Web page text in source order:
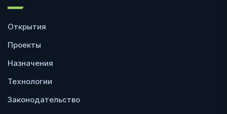
Открытия
Проекты
Назначения
Технологии
Законодательство